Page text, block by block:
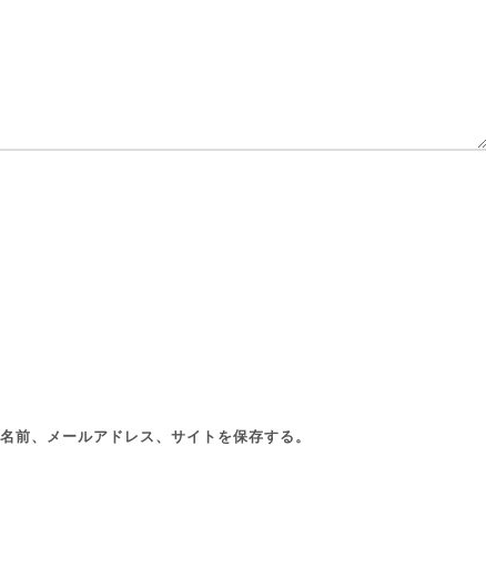
前、メールアドレス、サイトを保存する。